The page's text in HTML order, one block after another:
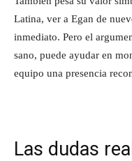
Latina, ver a Egan de
inmediato. Pero el
sano, puede ayudar en
equipo una presencia
Las dudas